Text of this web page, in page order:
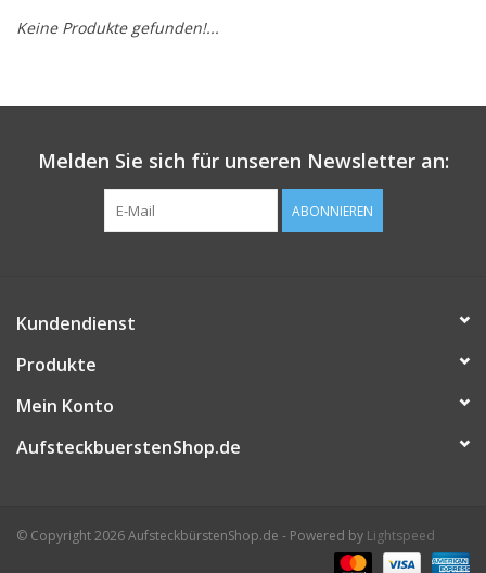
Keine Produkte gefunden!...
Melden Sie sich für unseren Newsletter an:
ABONNIEREN
Kundendienst
Produkte
Mein Konto
AufsteckbuerstenShop.de
© Copyright 2026 AufsteckbürstenShop.de - Powered by Lightspeed